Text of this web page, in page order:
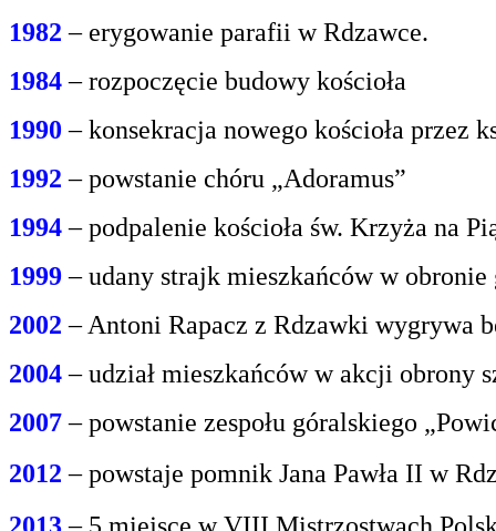
1982 – erygowanie parafii w Rdzawce.
1984– rozpoczęcie budowy kościoła
1990 – konsekracja nowego kościoła przez
1992 – powstanie chóru „Adoramus”
1994– podpalenie kościoła św. Krzyża na
1999– udany strajk mieszkańców w
2002 – Antoni Rapacz z Rdzawki wygrywa
2004– udział mieszkańców w akcji obrony
2007– powstanie zespołu góralskiego
2012 – powstaje pomnik Jana Pawła II w